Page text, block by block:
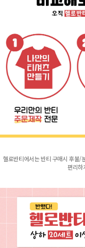
헬로반티에서는 반티 구매시 후불/
편리하